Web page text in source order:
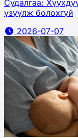
Судалгаа:
үзүүлж болохгүй
2026-07-07